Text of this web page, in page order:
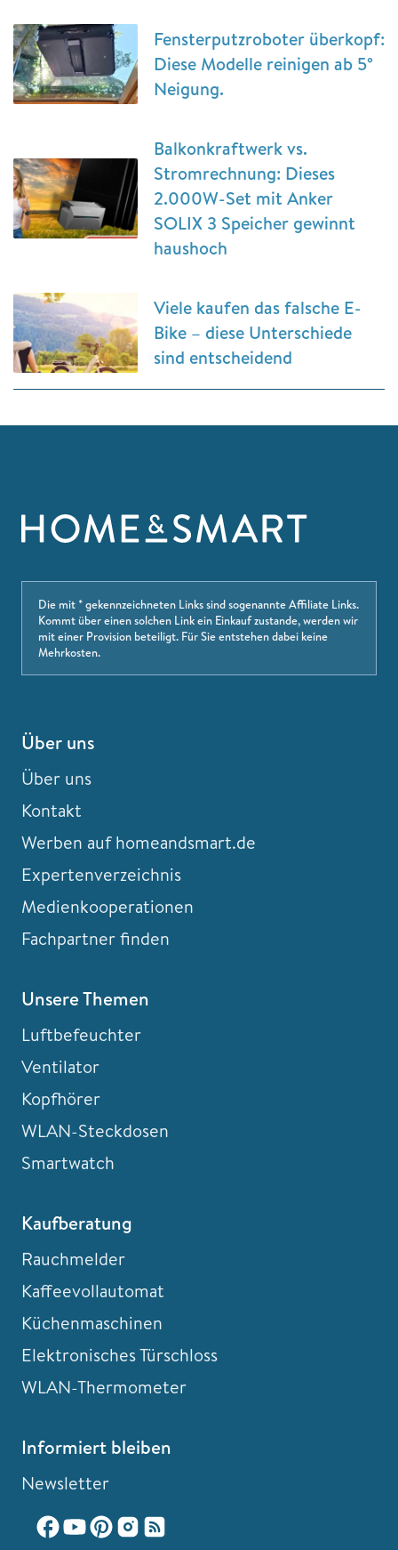
Fensterputzroboter überkopf:
Diese Modelle reinigen ab 5°
Neigung.
Balkonkraftwerk vs.
Stromrechnung: Dieses
2.000W-Set mit Anker
SOLIX 3 Speicher gewinnt
haushoch
Viele kaufen das falsche E-
Bike – diese Unterschiede
sind entscheidend
Die mit * gekennzeichneten Links sind sogenannte Affiliate Links.
Kommt über einen solchen Link ein Einkauf zustande, werden wir
mit einer Provision beteiligt. Für Sie entstehen dabei keine
Mehrkosten.
Über uns
Über uns
Kontakt
Werben auf homeandsmart.de
Expertenverzeichnis
Medienkooperationen
Fachpartner finden
Unsere Themen
Luftbefeuchter
Ventilator
Kopfhörer
WLAN-Steckdosen
Smartwatch
Kaufberatung
Rauchmelder
Kaffeevollautomat
Küchenmaschinen
Elektronisches Türschloss
WLAN-Thermometer
Informiert bleiben
Newsletter